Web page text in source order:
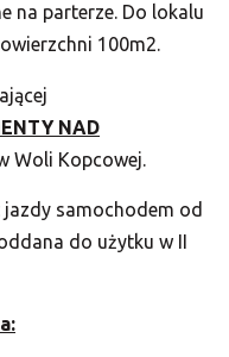
na parterze. Do lokalu
100m2.
NAD
Woli Kopcowej.
samochodem od
do użytku w II